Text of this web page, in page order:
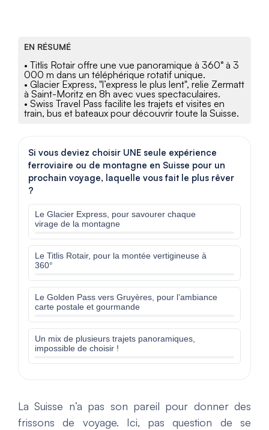
EN RÉSUMÉ
• Titlis Rotair offre une vue panoramique à 360° à 3
000 m dans un téléphérique rotatif unique.
• Glacier Express, "l’express le plus lent", relie Zermatt
à Saint-Moritz en 8h avec vues spectaculaires.
• Swiss Travel Pass facilite les trajets et visites en
train, bus et bateaux pour découvrir toute la Suisse.
Si vous deviez choisir UNE seule expérience
ferroviaire ou de montagne en Suisse pour un
prochain voyage, laquelle vous fait le plus rêver
?
Le Glacier Express, pour savourer chaque
virage de la montagne
Le Titlis Rotair, pour la montée vertigineuse à
360°
Le Golden Pass vers Gruyères, pour l’ambiance
carte postale et gourmande
Un mix de plusieurs trajets panoramiques,
impossible de choisir !
La Suisse n’a pas son pareil pour donner des
frissons de voyage. Ici, pas question de se